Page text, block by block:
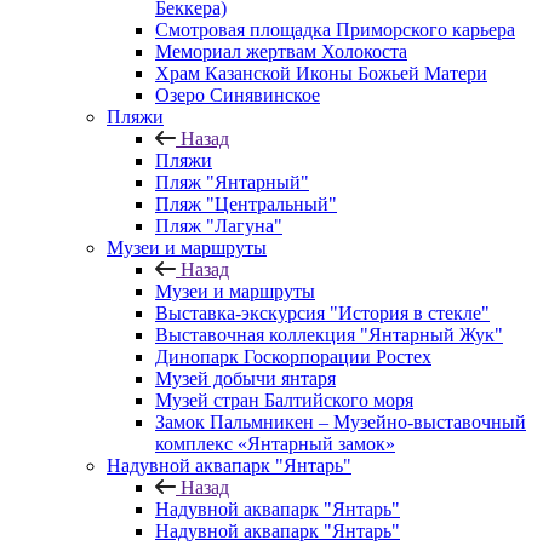
Беккера)
Смотровая площадка Приморского карьера
Мемориал жертвам Холокоста
Храм Казанской Иконы Божьей Матери
Озеро Синявинское
Пляжи
Назад
Пляжи
Пляж "Янтарный"
Пляж "Центральный"
Пляж "Лагуна"
Музеи и маршруты
Назад
Музеи и маршруты
Выставка-экскурсия "История в стекле"
Выставочная коллекция "Янтарный Жук"
Динопарк Госкорпорации Ростех
Музей добычи янтаря
Музей стран Балтийского моря
Замок Пальмникен – Музейно-выставочный
комплекс «Янтарный замок»
Надувной аквапарк "Янтарь"
Назад
Надувной аквапарк "Янтарь"
Надувной аквапарк "Янтарь"